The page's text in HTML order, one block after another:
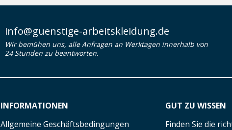
info@guenstige-arbeitskleidung.de
Wir bemühen uns, alle Anfragen an Werktagen innerhalb von
24 Stunden zu beantworten.
INFORMATIONEN
Allgemeine Geschäftsbedingungen
GUT ZU WISSEN
Finden Sie die